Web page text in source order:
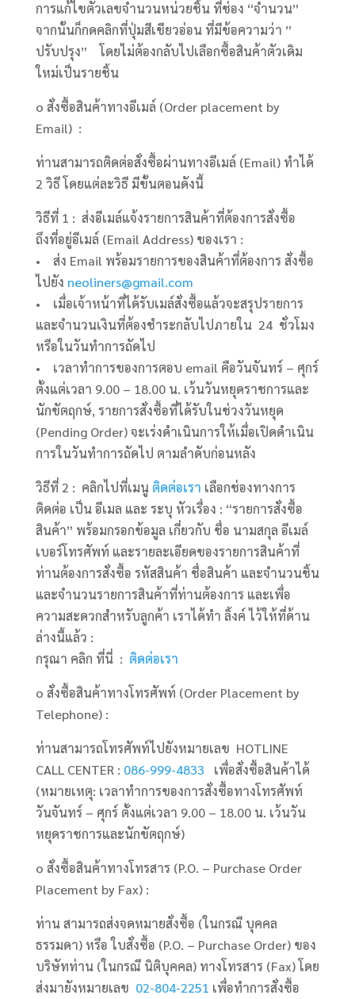
การแก้ไขตัวเลขจำนวนหน่วยชิ้น ที่ช่อง “จำนวน”
จากนั้นก็กดคลิกที่ปุ่มสีเขียวอ่อน ที่มีข้อความว่า ”
ปรับปรุง” โดยไม่ต้องกลับไปเลือกซื้อสินค้าตัวเดิม
ใหม่เป็นรายชิ้น
o สั่งซื้อสินค้าทางอีเมล์ (Order placement by
Email) :
ท่านสามารถติดต่อสั่งซื้อผ่านทางอีเมล์ (Email) ทำได้
2 วิธี โดยแต่ละวิธี มีขั้นตอนดังนี้
วิธีที่ 1 : ส่งอีเมล์แจ้งรายการสินค้าที่ต้องการสั่งซื้อ
ถึงที่อยู่อีเมล์ (Email Address) ของเรา :
• ส่ง Email พร้อมรายการของสินค้าที่ต้องการ สั่งซื้อ
ไปยัง neoliners@gmail.com
• เมื่อเจ้าหน้าที่ได้รับเมล์สั่งซื้อแล้วจะสรุปรายการ
และจำนวนเงินที่ต้องชำระกลับไปภายใน 24 ชั่วโมง
หรือในวันทำการถัดไป
• เวลาทำการของการตอบ email คือวันจันทร์ – ศุกร์
ตั้งแต่เวลา 9.00 – 18.00 น. เว้นวันหยุดราชการและ
นักขัตฤกษ์, รายการสั่งซื้อที่ได้รับในช่วงวันหยุด
(Pending Order) จะเร่งดำเนินการให้เมื่อเปิดดำเนิน
การในวันทำการถัดไป ตามลำดับก่อนหลัง
วิธีที่ 2 : คลิกไปที่เมนู ติดต่อเรา เลือกช่องทางการ
ติดต่อ เป็น อีเมล และ ระบุ หัวเรื่อง : “รายการสั่งซื้อ
สินค้า” พร้อมกรอกข้อมูล เกี่ยวกับ ชื่อ นามสกุล อีเมล์
เบอร์โทรศัพท์ และรายละเอียดของรายการสินค้าที่
ท่านต้องการสั่งซื้อ รหัสสินค้า ชื่อสินค้า และจำนวนชิ้น
และจำนวนรายการสินค้าที่ท่านต้องการ และเพื่อ
ความสะดวกสำหรับลูกค้า เราได้ทำ ลิ้งค์ ไว้ให้ที่ด้าน
ล่างนี้แล้ว :
กรุณา คลิก ที่นี่ : ติดต่อเรา
o สั่งซื้อสินค้าทางโทรศัพท์ (Order Placement by
Telephone) :
ท่านสามารถโทรศัพท์ไปยังหมายเลข HOTLINE
CALL CENTER : 086-999-4833 เพื่อสั่งซื้อสินค้าได้
(หมายเหตุ: เวลาทำการของการสั่งซื้อทางโทรศัพท์
วันจันทร์ – ศุกร์ ตั้งแต่เวลา 9.00 – 18.00 น. เว้นวัน
หยุดราชการและนักขัตฤกษ์)
o สั่งซื้อสินค้าทางโทรสาร (P.O. – Purchase Order
Placement by Fax) :
ท่าน สามารถส่งจดหมายสั่งซื้อ (ในกรณี บุคคล
ธรรมดา) หรือ ใบสั่งซื้อ (P.O. – Purchase Order) ของ
บริษัทท่าน (ในกรณี นิติบุคคล) ทางโทรสาร (Fax) โดย
ส่งมายังหมายเลข 02-804-2251 เพื่อทำการสั่งซื้อ